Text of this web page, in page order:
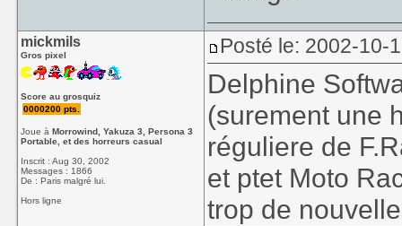
mickmils
Gros pixel
Score au grosquiz
0000200 pts.
Joue àMorrowind, Yakuza 3, Persona 3
Portable, et des horreurs casual
Inscrit : Aug 30, 2002
Messages : 1866
De : Paris malgré lui.
Hors ligne
Posté le: 2002-10-
Delphine
(surement une
réguliere de
et ptet Moto
trop de